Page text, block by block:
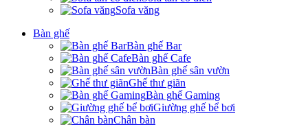
Sofa văng
Bàn ghế
Bàn ghế Bar
Bàn ghế Cafe
Bàn ghế sân vườn
Ghế thư giãn
Bàn ghế Gaming
Giường ghế bể bơi
Chân bàn